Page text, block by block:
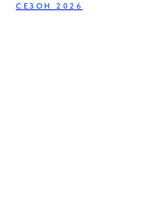
СЕЗОН 2026